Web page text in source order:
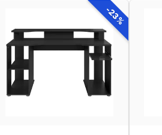
-23%